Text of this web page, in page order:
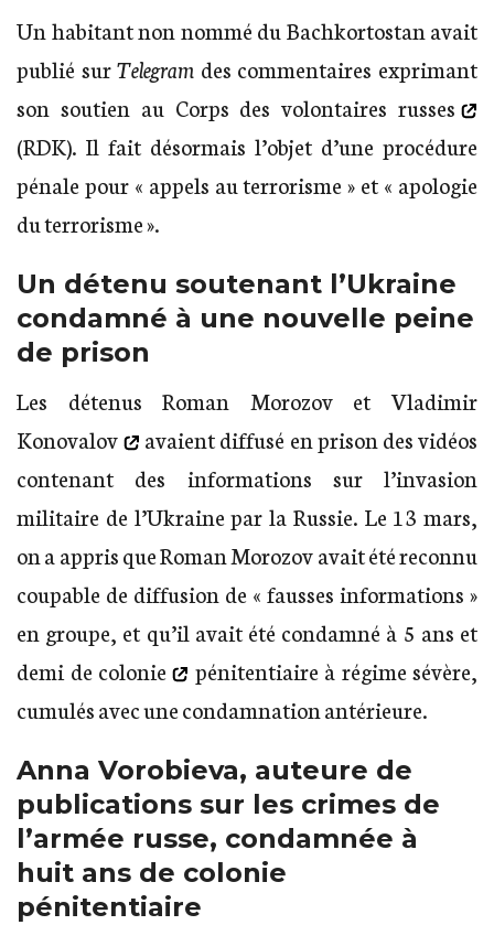
Un habitant non nommé du Bachkortostan avait
publié surTelegram des commentaires exprimant
son soutien au Corps des volontaires russes
(RDK). Il fait désormais l’objet d’une procédure
pénale pour « appels au terrorisme » et « apologie
du terrorisme ».
Un détenu soutenant l’Ukraine
condamné à une nouvelle peine
de prison
Les détenusRoman Morozov et Vladimir
Konovalov
avaient diffusé en prison des vidéos
contenant des informations sur l’invasion
militaire de l’Ukraine par la Russie. Le 13 mars,
on a appris que Roman Morozov avait été reconnu
coupable de diffusion de « fausses informations »
en groupe, et qu’il avait été condamné à 5 ans et
demi de colonie
pénitentiaire à régime sévère,
cumulés avec une condamnation antérieure.
Anna Vorobieva, auteure de
publications sur les crimes de
l’armée russe, condamnée à
huit ans de colonie
pénitentiaire